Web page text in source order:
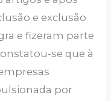
e exclusão
e fizeram parte
se que à
por